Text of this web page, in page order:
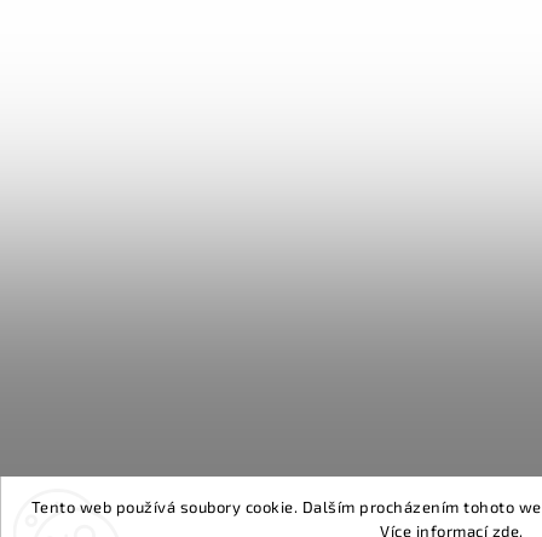
Tento web používá soubory cookie. Dalším procházením tohoto
Více informacízde.